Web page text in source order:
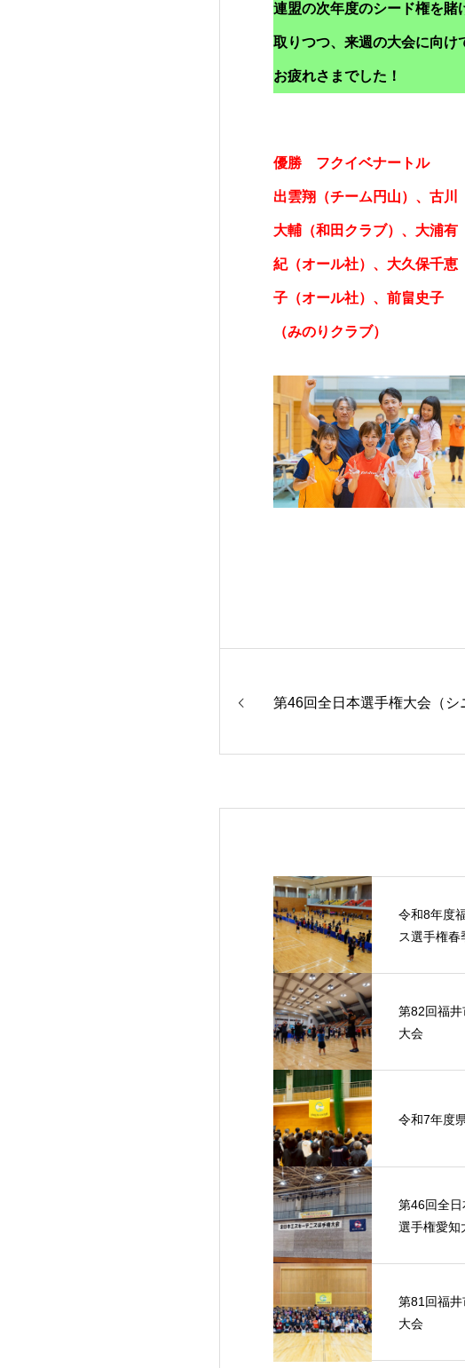
連盟の次年度のシード権を
取りつつ、来週の大会に向
お疲れさまでした！
優勝 フクイベナートル
出雲翔（チーム円山）、古川
大輔（和田クラブ）、大浦有
紀（オール社）、大久保千恵
子（オール社）、前畠史子
（みのりクラブ）
第46回全日本選手権大会（シ
令和8年度
ス選手権春
第82回福井
大会
令和7年度
第46回全日
選手権愛知
第81回福井
大会